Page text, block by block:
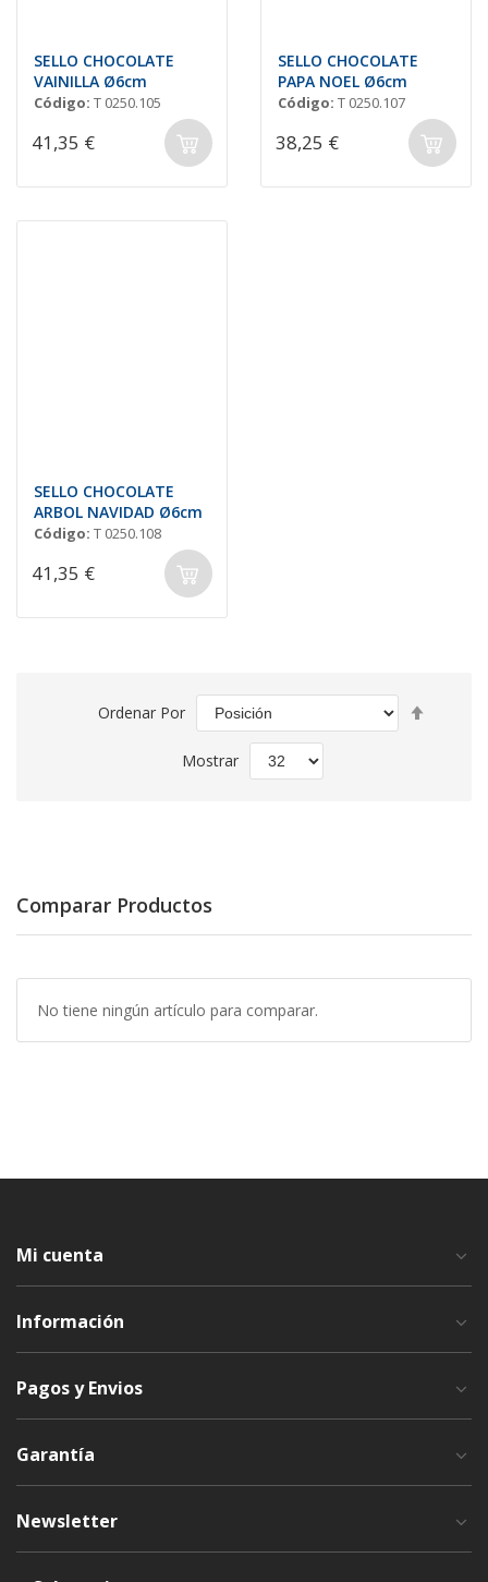
SELLO CHOCOLATE
VAINILLA Ø6cm
Código: T 0250.105
41,35 €
SELLO CHOCOLATE
PAPA NOEL Ø6cm
Código: T 0250.107
38,25 €
SELLO CHOCOLATE
ARBOL NAVIDAD Ø6cm
Código: T 0250.108
41,35 €
Ordenar Por
Mostrar
Comparar Productos
No tiene ningún artículo para comparar.
Mi cuenta
Información
Pagos y Envios
Garantía
Newsletter